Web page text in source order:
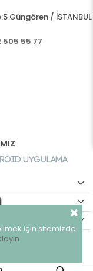
Güngören / İSTANBUL
505 55 77
Uygulama
için sitemizde